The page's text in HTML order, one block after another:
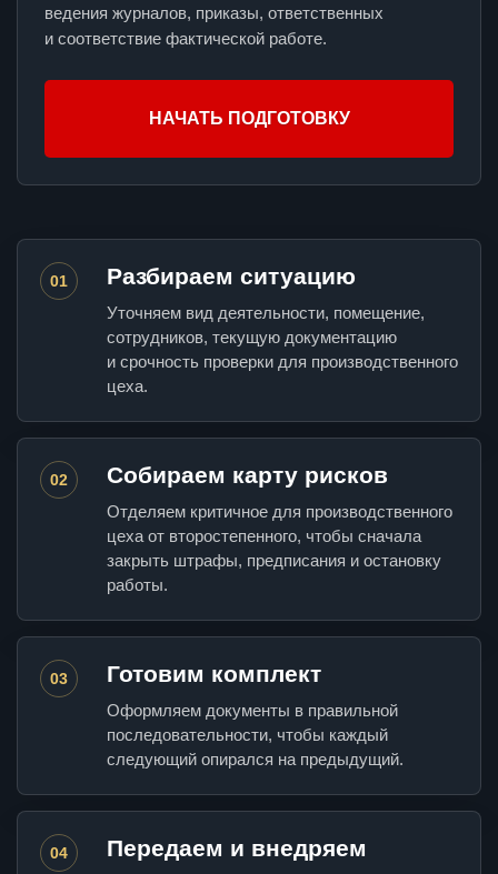
ведения журналов, приказы, ответственных
и соответствие фактической работе.
НАЧАТЬ ПОДГОТОВКУ
01 Разбираем ситуацию
Уточняем вид деятельности, помещение,
сотрудников, текущую документацию
и срочность проверки для производственного
цеха.
02 Собираем карту рисков
Отделяем критичное для производственного
цеха от второстепенного, чтобы сначала
закрыть штрафы, предписания и остановку
работы.
03 Готовим комплект
Оформляем документы в правильной
последовательности, чтобы каждый
следующий опирался на предыдущий.
04 Передаем и внедряем